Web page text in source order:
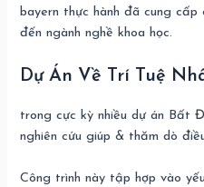
bayern thực hành đã cung cấp
đến ngành nghề khoa học.
Dự Án Về Trí Tuệ
trong cực kỳ nhiều dự án Bất
nghiên cứu giúp & thăm dò
Công trình này tập hợp vào